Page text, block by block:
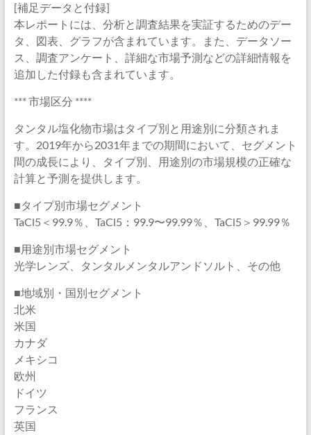
[補足データと付録]
本レポートには、分析と調査結果を実証するためのデー
タ、図表、グラフが含まれています。また、データソー
ス、調査アンケート、詳細な市場予測などの詳細情報を
追加した付録も含まれています。
*** 市場区分 ****
タンタル塩化物市場はタイプ別と用途別に分類されま
す。2019年から2031年までの期間において、セグメント
間の成長により、タイプ別、用途別の市場規模の正確な
計算と予測を提供します。
■タイプ別市場セグメント
TaCl5＜99.9％、TaCl5：99.9〜99.99％、TaCl5＞99.99％
■用途別市場セグメント
光学レンズ、タンタルメンタルアンドソルト、その他
■地域別・国別セグメント
北米
米国
カナダ
メキシコ
欧州
ドイツ
フランス
英国